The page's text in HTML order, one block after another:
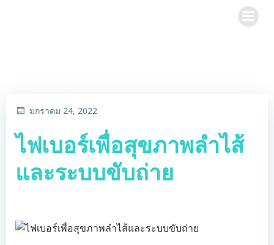
มกราคม 24, 2022
ไฟเบอร์เพื่อสุขภาพลำไส้
และระบบขับถ่าย